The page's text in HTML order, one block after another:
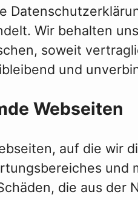
Wir behalten
soweit
und
Webseiten
auf die wir
und
die aus der